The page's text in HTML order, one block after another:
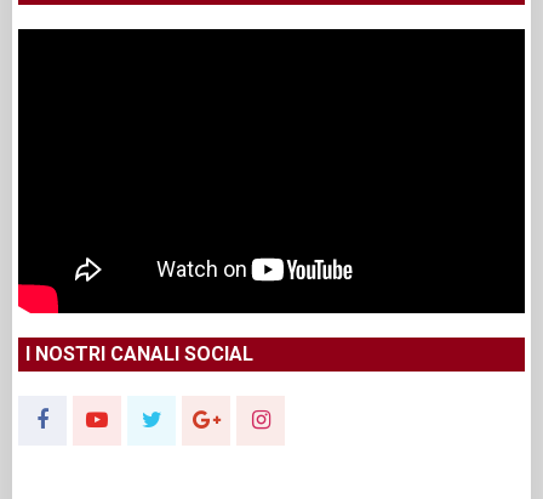
I NOSTRI CANALI SOCIAL